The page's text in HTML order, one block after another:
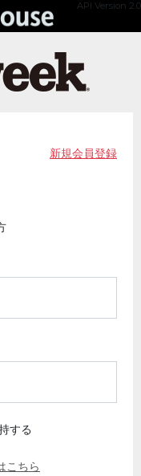
API Version 2.0
新規会員登録
する
こちら